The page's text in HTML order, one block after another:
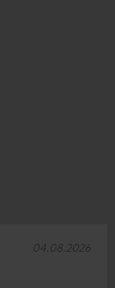
04.08.2026